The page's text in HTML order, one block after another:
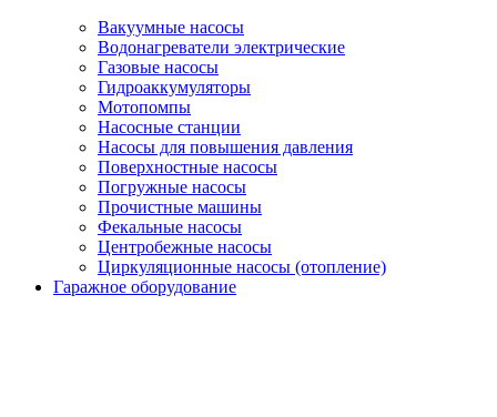
Вакуумные насосы
Водонагреватели электрические
Газовые насосы
Гидроаккумуляторы
Мотопомпы
Насосные станции
Насосы для повышения давления
Поверхностные насосы
Погружные насосы
Прочистные машины
Фекальные насосы
Центробежные насосы
Циркуляционные насосы (отопление)
Гаражное оборудование